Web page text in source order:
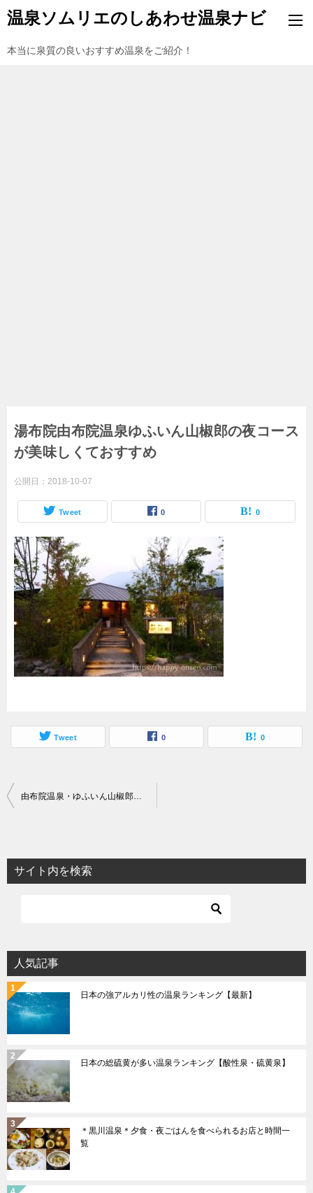
温泉ソムリエのしあわせ温泉ナビ
本当に泉質の良いおすすめ温泉をご紹介！
湯布院由布院温泉ゆふいん山椒郎の夜コース
が美味しくておすすめ
公開日： 2018-10-07
Tweet 0 0
Tweet 0 0
投
ビ
ゲ
ョ
ン
由布院温泉・ゆふいん山椒郎の夜コースは目にも美しく感激！おすすめです
サイト内を検索
人気記事
日本の強アルカリ性の温泉ランキング【最新】
日本の総硫黄が多い温泉ランキング【酸性泉・硫黄泉】
＊黒川温泉＊夕食・夜ごはんを食べられるお店と時間一
覧